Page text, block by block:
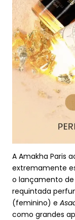
A Amakha Paris
extremamente
o lançamento de
requintada
(feminino) e
como grandes